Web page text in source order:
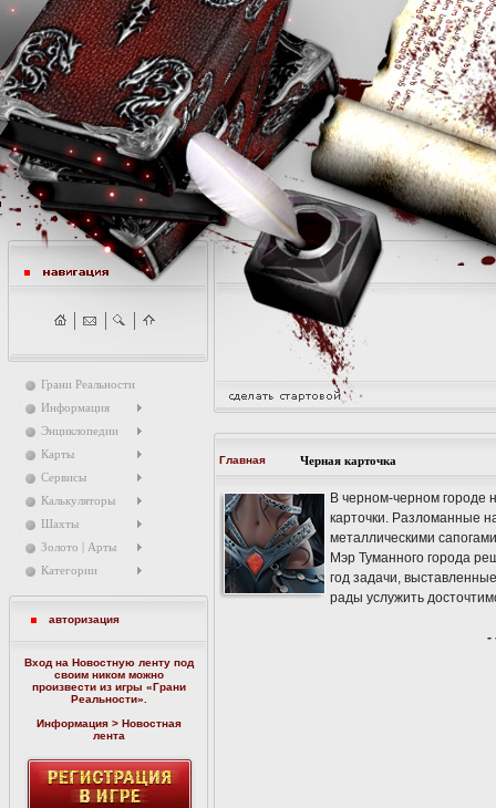
Грани Реальности
Информация
Энциклопедии
Карты
Сервисы
Калькуляторы
Шахты
Золото | Арты
Категории
авторизация
Вход на Новостную ленту под
своим ником можно
произвести из игры «Грани
Реальности».
Информация > Новостная
лента
Главная Черная карточка
В черном-черном городе
карточки. Разломанные
металлическими
Мэр Туманного города
год задачи,
рады услужить
-